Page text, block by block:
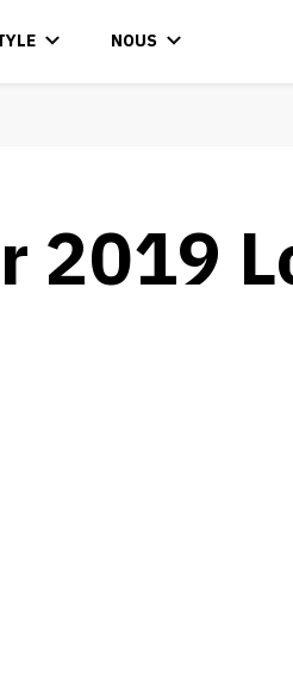
NOUS
2019